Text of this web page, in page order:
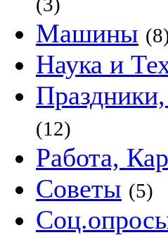
Машины
Наука и
(12)
Работа,
Советы (5)